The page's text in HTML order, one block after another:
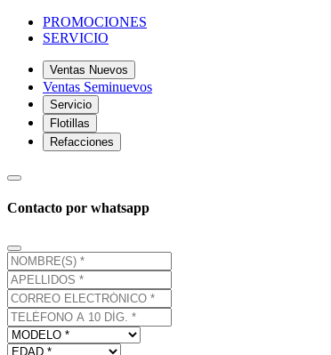
PROMOCIONES
SERVICIO
Ventas Nuevos
Ventas Seminuevos
Servicio
Flotillas
Refacciones
Contacto por whatsapp